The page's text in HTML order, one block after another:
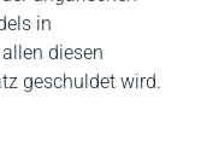
in
diesen
geschuldet wird.